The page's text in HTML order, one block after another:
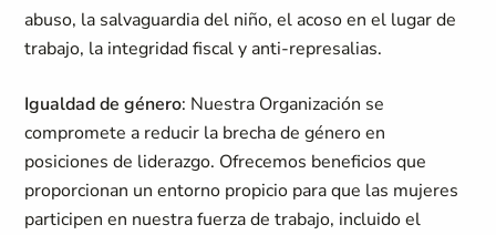
abuso, la salvaguardia del niño, el acoso en el lugar de
trabajo, la integridad fiscal y anti-represalias.
Igualdad de género: Nuestra Organización se
compromete a reducir la brecha de género en
posiciones de liderazgo. Ofrecemos beneficios que
proporcionan un entorno propicio para que las mujeres
participen en nuestra fuerza de trabajo, incluido el